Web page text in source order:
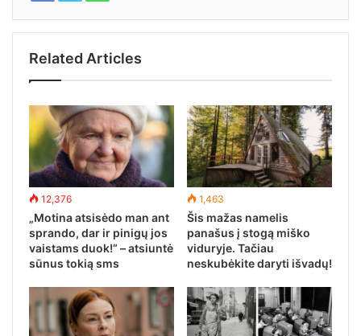
Related Articles
12,376
„Motina atsisėdo man ant
sprando, dar ir pinigų jos
vaistams duok!“ – atsiuntė
sūnus tokią sms
1,463
Šis mažas namelis
panašus į stogą miško
viduryje. Tačiau
neskubėkite daryti išvadų!